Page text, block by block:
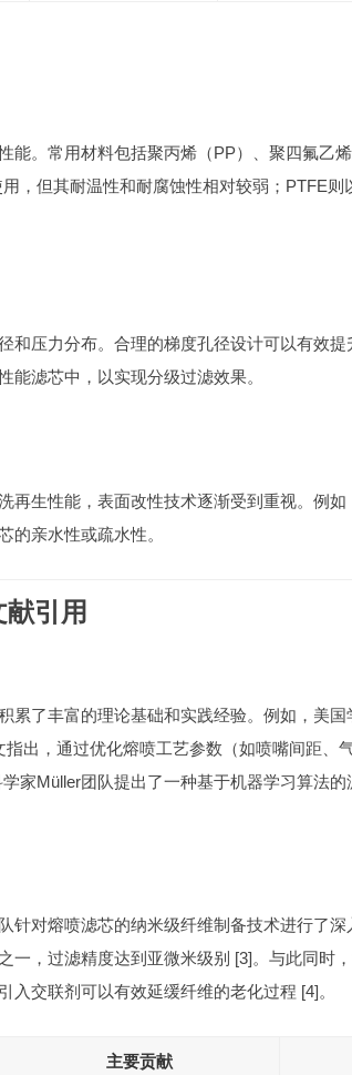
能。常用材料包括聚丙烯（PP）、聚四氟乙
，但其耐温性和耐腐蚀性相对较弱；PTFE
和压力分布。合理的梯度孔径设计可以有效提
能滤芯中，以实现分级过滤效果。
再生性能，表面改性技术逐渐受到重视。例
的亲水性或疏水性。
引用
累了丰富的理论基础和实践经验。例如，美
出，通过优化熔喷工艺参数（如喷嘴间距、
家Müller团队提出了一种基于机器学习算法
针对熔喷滤芯的纳米级纤维制备技术进行了
一，过滤精度达到亚微米级别 [3]。与此同时
交联剂可以有效延缓纤维的老化过程 [4]。
主要贡献